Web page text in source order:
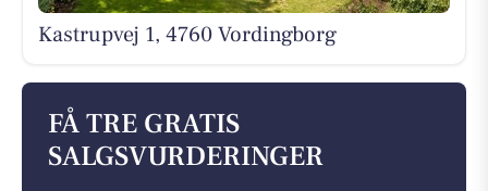
Kastrupvej 1, 4760 Vordingborg
FÅ TRE GRATIS
SALGSVURDERINGER